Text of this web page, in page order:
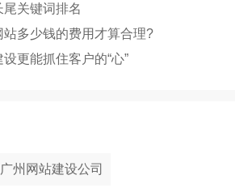
关键词排名
多少钱的费用才算合理?
更能抓住客户的“心”
广州网站建设公司